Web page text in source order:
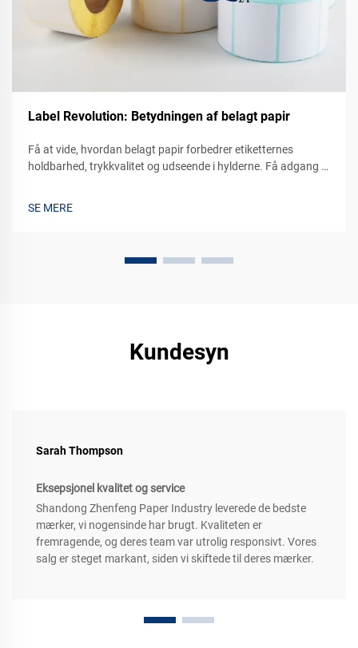
Label Revolution: Betydningen af belagt papir
Få at vide, hvordan belagt papir forbedrer etiketternes
holdbarhed, trykkvalitet og udseende i hylderne. Få adgang til
SE MERE
Kundesyn
Sarah Thompson
Eksepsjonel kvalitet og service
Shandong Zhenfeng Paper Industry leverede de bedste
mærker, vi nogensinde har brugt. Kvaliteten er
fremragende, og deres team var utrolig responsivt. Vores
salg er steget markant, siden vi skiftede til deres mærker.